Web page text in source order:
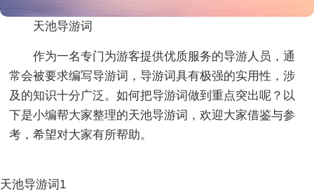
天池导游词
作为一名专门为游客提供优质服务的导游人员，通
常会被要求编写导游词，导游词具有极强的实用性，涉
及的知识十分广泛。如何把导游词做到重点突出呢？以
下是小编帮大家整理的天池导游词，欢迎大家借鉴与参
考，希望对大家有所帮助。
天池导游词1